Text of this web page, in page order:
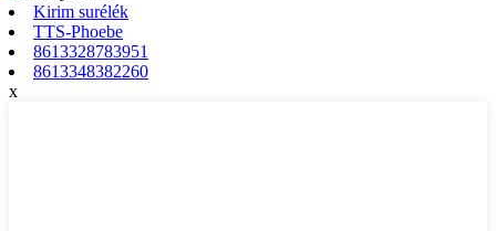
Kirim surélék
TTS-Phoebe
8613328783951
8613348382260
x